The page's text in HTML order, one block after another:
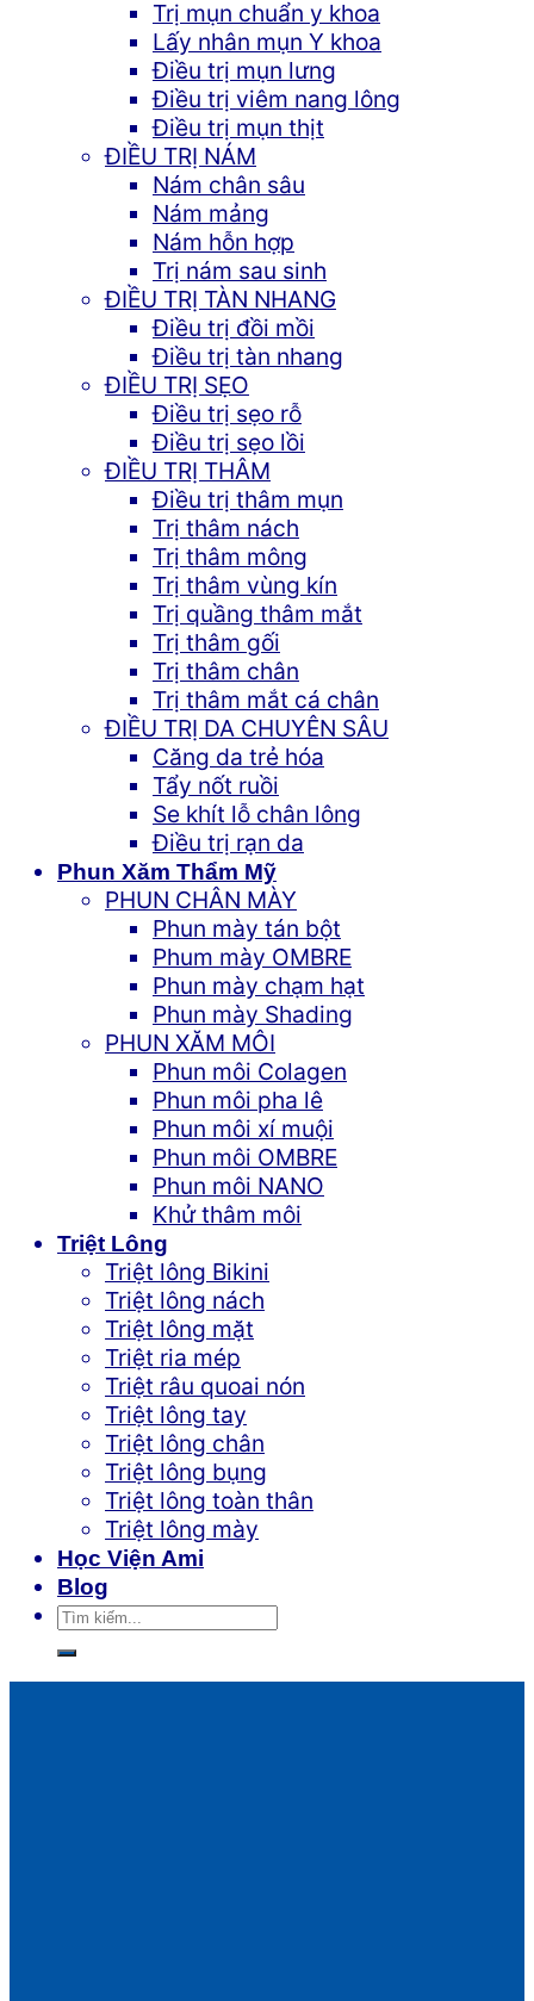
Trị mụn chuẩn y khoa
Lấy nhân mụn Y khoa
Điều trị mụn lưng
Điều trị viêm nang lông
Điều trị mụn thịt
ĐIỀU TRỊ NÁM
Nám chân sâu
Nám mảng
Nám hỗn hợp
Trị nám sau sinh
ĐIỀU TRỊ TÀN NHANG
Điều trị đồi mồi
Điều trị tàn nhang
ĐIỀU TRỊ SẸO
Điều trị sẹo rỗ
Điều trị sẹo lồi
ĐIỀU TRỊ THÂM
Điều trị thâm mụn
Trị thâm nách
Trị thâm mông
Trị thâm vùng kín
Trị quầng thâm mắt
Trị thâm gối
Trị thâm chân
Trị thâm mắt cá chân
ĐIỀU TRỊ DA CHUYÊN SÂU
Căng da trẻ hóa
Tẩy nốt ruồi
Se khít lỗ chân lông
Điều trị rạn da
Phun Xăm Thẩm Mỹ
PHUN CHÂN MÀY
Phun mày tán bột
Phum mày OMBRE
Phun mày chạm hạt
Phun mày Shading
PHUN XĂM MÔI
Phun môi Colagen
Phun môi pha lê
Phun môi xí muội
Phun môi OMBRE
Phun môi NANO
Khử thâm môi
Triệt Lông
Triệt lông Bikini
Triệt lông nách
Triệt lông mặt
Triệt ria mép
Triệt râu quoai nón
Triệt lông tay
Triệt lông chân
Triệt lông bụng
Triệt lông toàn thân
Triệt lông mày
Học Viện Ami
Blog